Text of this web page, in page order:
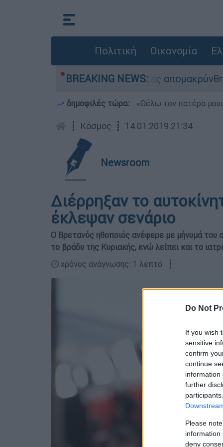
Do Not
If you wish
sensitive
confirm
continue
information
further
Please
information
deny
Πολιτική Οικονομία
BREAKING NEWS:
διάσωσης - 254 πολίτες απομακρύνθηκαν
δημοφιλές τώρα: «Θέλω τον πατέρα
┋ Κόσμος ┋ 14.01.2019 21:34
Newsroom
Διέρρηξαν το
έκλεψαν σενάριο
Ο Βρετανός ηθοποιός ανέφερε με μήνυμά του
το βράδυ της Κυριακής, ενώ λείπει και το
🕛 χρόνος ανάγνωσης: 1 λεπτό ┋